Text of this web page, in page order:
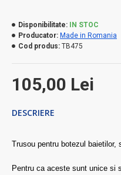
105,00 Lei
Disponibilitate: IN STOC
Producator: Made in Romania
Cod produs: TB475
DESCRIERE
Trusou pentru botezul baietilor,
Pentru ca aceste sunt unice si